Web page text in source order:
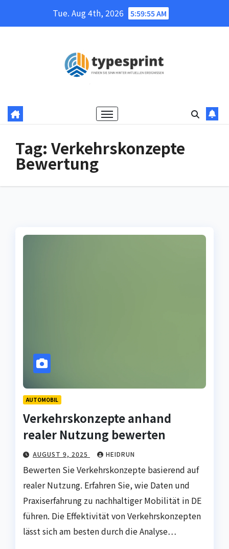
Tue. Aug 4th, 2026 5:59:56 AM
Tag: Verkehrskonzepte
Bewertung
AUTOMOBIL
Verkehrskonzepte anhand
realer Nutzung bewerten
AUGUST 9, 2025 HEIDRUN
Bewerten Sie Verkehrskonzepte basierend auf
realer Nutzung. Erfahren Sie, wie Daten und
Praxiserfahrung zu nachhaltiger Mobilität in DE
führen. Die Effektivität von Verkehrskonzepten
lässt sich am besten durch die Analyse…